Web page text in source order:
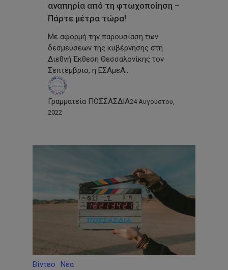
αναπηρία από τη φτωχοποίηση –
Πάρτε μέτρα τώρα!
Με αφορμή την παρουσίαση των
δεσμεύσεων της κυβέρνησης στη
Διεθνή Έκθεση Θεσσαλονίκης τον
Σεπτέμβριο, η ΕΣΑμεΑ…
Γραμματεία ΠΟΣΣΑΣΔΙΑ24 Αυγούστου,
2022
Βίντεο Νέα